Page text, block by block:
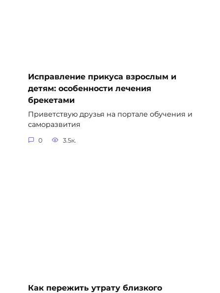
Исправление прикуса взрослым и
детям: особенности лечения
брекетами
Приветствую друзья на портале обучения и
саморазвития
0 3.5к.
Как пережить утрату близкого